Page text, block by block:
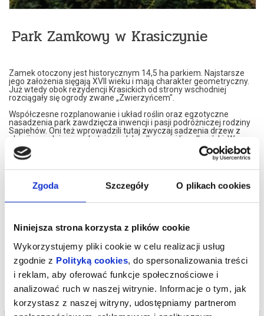
Zgoda Szczegóły O plikach cookies
Niniejsza strona korzysta z plików cookie
Wykorzystujemy pliki cookie w celu realizacji usług
zgodnie z Polityką cookies , do spersonalizowania treści
i reklam, aby oferować funkcje społecznościowe i
analizować ruch w naszej witrynie. Informacje o tym, jak
korzystasz z naszej witryny, udostępniamy partnerom
Park Zamkowy w Krasiczynie
Zamek otoczony jest historycznym 14,5 ha parkiem. Najstarsze
jego założenia sięgają XVII wieku i mają charakter geometryczny.
Już wtedy obok rezydencji Krasickich od strony wschodniej
rozciągały się ogrody zwane „Zwierzyńcem".
Współczesne rozplanowanie i układ roślin oraz egzotyczne
nasadzenia park zawdzięcza inwencji i pasji podróżniczej rodziny
Sapiehów. Oni też wprowadzili tutaj zwyczaj sadzenia drzew z
okazji narodzin swoich dzieci - dębu dla syna i lipy dla córki. W
krasiczyńskim parku powstawały szkice koni do obrazu pt. Bitwa
pod Grunwaldem.
Bilet normalny - 8 zł
Bilet ulgowy - 5 zł (dzieci, młodzież szkolna, studenci, osoby z
niepełnosprawnością, seniorzy - na podstawie dokumentu
Bezpieczne zakupy w Bilety24. W przypadku odwołania
potwierdzony komunikatem wysyłanym na adres e-mail, podany
podczas zakupu.